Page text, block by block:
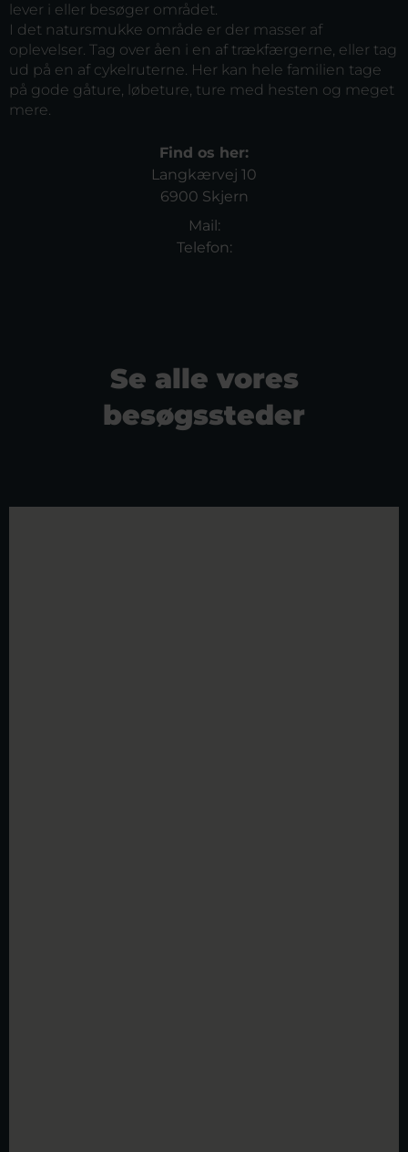
lever i eller besøger området.
I det natursmukke område er der masser af
oplevelser. Tag over åen i en af trækfærgerne, eller tag
ud på en af cykelruterne. Her kan hele familien tage
på gode gåture, løbeture, ture med hesten og meget
mere.
Find os her:
Langkærvej 10
6900 Skjern
Mail:
Telefon:
Se alle vores
besøgssteder